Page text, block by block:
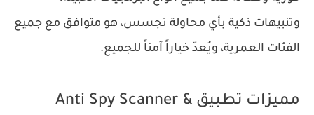
وتنبيهات ذكية بأي محاولة تجسس، هو متوافق مع جميع
الفئات العمرية، ويُعدّ خياراً آمناً للجميع.
مميزات تطبيق Anti Spy Scanner &